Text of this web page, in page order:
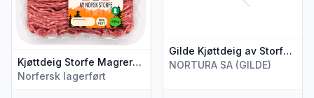
Kjøttdeig Storfe Magrere 10% 600g Folkets
Norfersk lagerført
Gilde Kjøttdeig av Storfe 1kg
NORTURA SA (GILDE)